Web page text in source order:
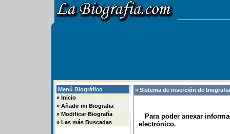
Menú Biográfico
» Inicio
» Añadir mi Biografia
» Modificar Biografía
» Las más Buscadas
» Sistema de inserción de
Para poder anexar
electrónico.